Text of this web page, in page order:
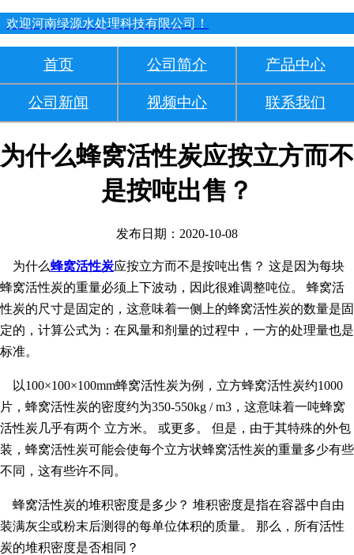
欢迎河南绿源水处理科技有限公司！
首页 公司简介 产品中心
公司新闻 视频中心 联系我们
为什么蜂窝活性炭应按立方而不
是按吨出售？
发布日期：2020-10-08
为什么蜂窝活性炭应按立方而不是按吨出售？ 这是因为每块
蜂窝活性炭的重量必须上下波动，因此很难调整吨位。 蜂窝活
性炭的尺寸是固定的，这意味着一侧上的蜂窝活性炭的数量是固
定的，计算公式为：在风量和剂量的过程中，一方的处理量也是
标准。
以100×100×100mm蜂窝活性炭为例，立方蜂窝活性炭约1000
片，蜂窝活性炭的密度约为350-550kg / m3，这意味着一吨蜂窝
活性炭几乎有两个 立方米。 或更多。 但是，由于其特殊的外包
装，蜂窝活性炭可能会使每个立方状蜂窝活性炭的重量多少有些
不同，这有些许不同。
蜂窝活性炭的堆积密度是多少？ 堆积密度是指在容器中自由
装满灰尘或粉末后测得的每单位体积的质量。 那么，所有活性
炭的堆积密度是否相同？